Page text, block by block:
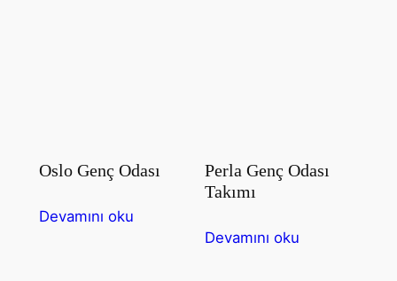
Oslo Genç Odası
Devamını oku
Perla Genç Odası
Takımı
Devamını oku